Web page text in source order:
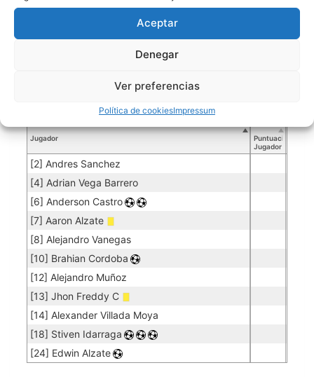
Aceptar
Denegar
Ver preferencias
Política de cookiesImpressum
Puntuación
Jugador
0.00
Jugador
Puntuación
Jugador
[2] Andres Sanchez
[4] Adrian Vega Barrero
[6] Anderson Castro
[7] Aaron Alzate
[8] Alejandro Vanegas
[10] Brahian Cordoba
[12] Alejandro Muñoz
[13] Jhon Freddy C
[14] Alexander Villada Moya
[18] Stiven Idarraga
[24] Edwin Alzate
Jugadores de campo